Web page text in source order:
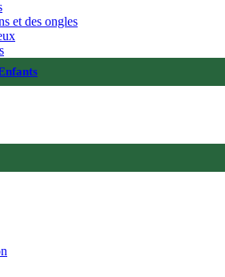
et des ongles